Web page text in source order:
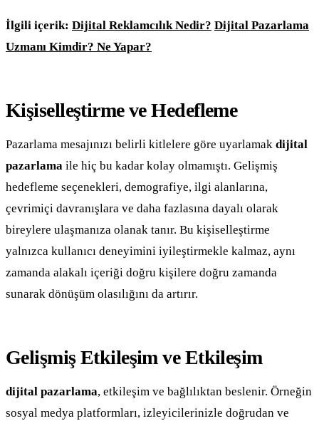
İlgili içerik: Dijital Reklamcılık Nedir? Dijital Pazarlama
Uzmanı Kimdir? Ne Yapar?
Kişiselleştirme ve Hedefleme
Pazarlama mesajınızı belirli kitlelere göre uyarlamak dijital
pazarlama ile hiç bu kadar kolay olmamıştı. Gelişmiş
hedefleme seçenekleri, demografiye, ilgi alanlarına,
çevrimiçi davranışlara ve daha fazlasına dayalı olarak
bireylere ulaşmanıza olanak tanır. Bu kişiselleştirme
yalnızca kullanıcı deneyimini iyileştirmekle kalmaz, aynı
zamanda alakalı içeriği doğru kişilere doğru zamanda
sunarak dönüşüm olasılığını da artırır.
Gelişmiş Etkileşim ve Etkileşim
dijital pazarlama, etkileşim ve bağlılıktan beslenir. Örneğin
sosyal medya platformları, izleyicilerinizle doğrudan ve